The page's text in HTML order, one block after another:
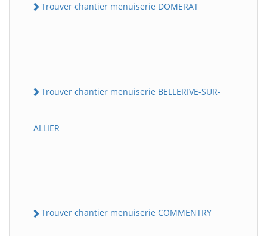
Trouver chantier menuiserie DOMERAT
Trouver chantier menuiserie BELLERIVE-SUR-
ALLIER
Trouver chantier menuiserie COMMENTRY